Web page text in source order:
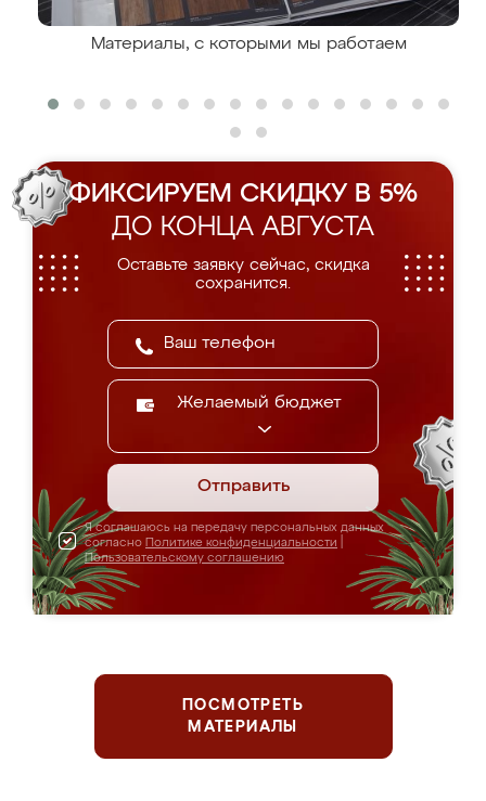
Материалы, с которыми мы работаем
ФИКСИРУЕМ СКИДКУ В 5%
ДО КОНЦА АВГУСТА
Оставьте заявку сейчас, скидка
сохранится.
Желаемый бюджет
Отправить
Я соглашаюсь на передачу персональных данных
согласно Политике конфиденциальности
Пользовательскому соглашению
ПОСМОТРЕТЬ
МАТЕРИАЛЫ